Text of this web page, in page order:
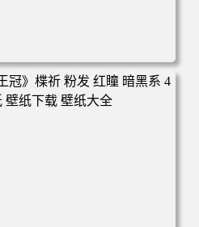
道 田野 蜡笔小新 遛小白 麦田
壁纸大全